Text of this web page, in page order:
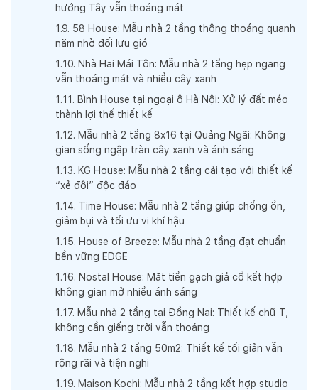
hướng Tây vẫn thoáng mát
1 .9. 58 House: Mẫu nhà 2 tầng thông thoáng quanh
năm nhờ đối lưu gió
1 .10. Nhà Hai Mái Tôn: Mẫu nhà 2 tầng hẹp ngang
vẫn thoáng mát và nhiều cây xanh
1 .11 . Bình House tại ngoại ô Hà Nội: Xử lý đất méo
thành lợi thế thiết kế
1 .12. Mẫu nhà 2 tầng 8x16 tại Quảng Ngãi: Không
gian sống ngập tràn cây xanh và ánh sáng
1 .13. KG House: Mẫu nhà 2 tầng cải tạo với thiết kế
“xẻ đôi” độc đáo
1 .14. Time House: Mẫu nhà 2 tầng giúp chống ồn,
giảm bụi và tối ưu vi khí hậu
1 .15. House of Breeze: Mẫu nhà 2 tầng đạt chuẩn
bền vững EDGE
1 .16. Nostal House: Mặt tiền gạch giả cổ kết hợp
không gian mở nhiều ánh sáng
1 .17. Mẫu nhà 2 tầng tại Đồng Nai: Thiết kế chữ T,
không cần giếng trời vẫn thoáng
1 .18. Mẫu nhà 2 tầng 50m2: Thiết kế tối giản vẫn
rộng rãi và tiện nghi
1 .19. Maison Kochi: Mẫu nhà 2 tầng kết hợp studio